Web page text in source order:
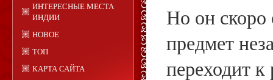
ИНТЕРЕСНЫЕ МЕСТА
ИНДИИ
НОВОЕ
ТОП
КАРТА САЙТА
Но он скоро
предмет
переходит